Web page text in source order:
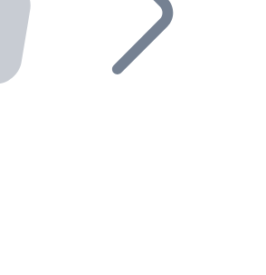
no seu ecossistema.
rede de revendedores e comercialize
do seu projeto ao nosso serviço de